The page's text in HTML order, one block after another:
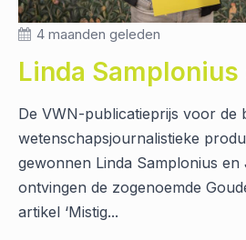
4 maanden geleden
De VWN-publicatieprijs voor de
wetenschapsjournalistieke
gewonnen Linda Samplonius en
ontvingen de zogenoemde
artikel ‘Mistig...